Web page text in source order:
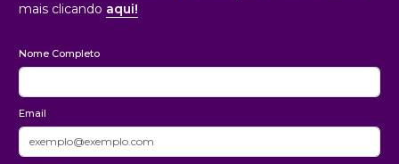
mais clicando aqui!
Nome Completo
Email